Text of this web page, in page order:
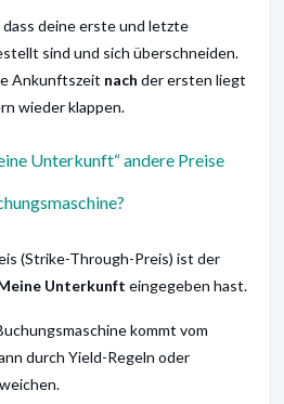
deine erste und letzte
sind und sich überschneiden.
Ankunftszeit nach der ersten liegt
wieder klappen.
Unterkunft“ andere Preise
(Strike-Through-Preis) ist der
Unterkunft eingegeben hast.
kommt vom
durch Yield-Regeln oder